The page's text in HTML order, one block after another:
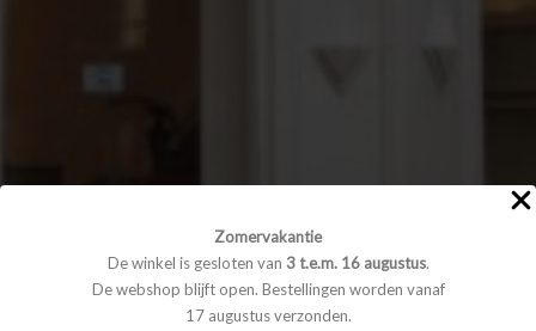
Zomervakantie
De winkel is gesloten van 3 t.e.m. 16 augustus.
De webshop blijft open. Bestellingen worden vanaf
17 augustus verzonden.